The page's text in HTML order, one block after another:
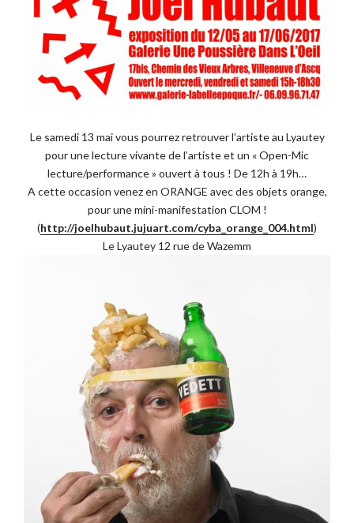
Le samedi 13 mai vous pourrez retrouver l’artiste au Lyautey
pour une lecture vivante de l’artiste et un « Open-Mic
lecture/performance » ouvert à tous ! De 12h à 19h…
A cette occasion venez en ORANGE avec des objets orange,
pour une mini-manifestation CLOM !
(http://joelhubaut.jujuart.com/cyba_orange_004.html)
Le Lyautey 12 rue de Wazemm